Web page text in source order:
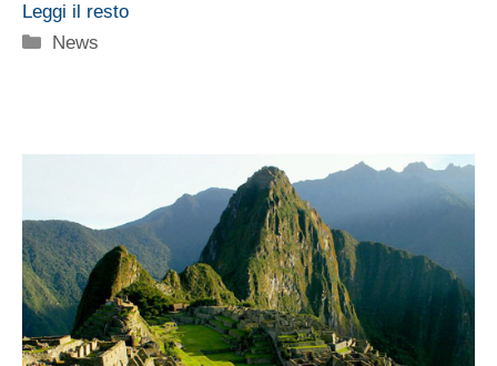
Leggi il resto
Categorie
News